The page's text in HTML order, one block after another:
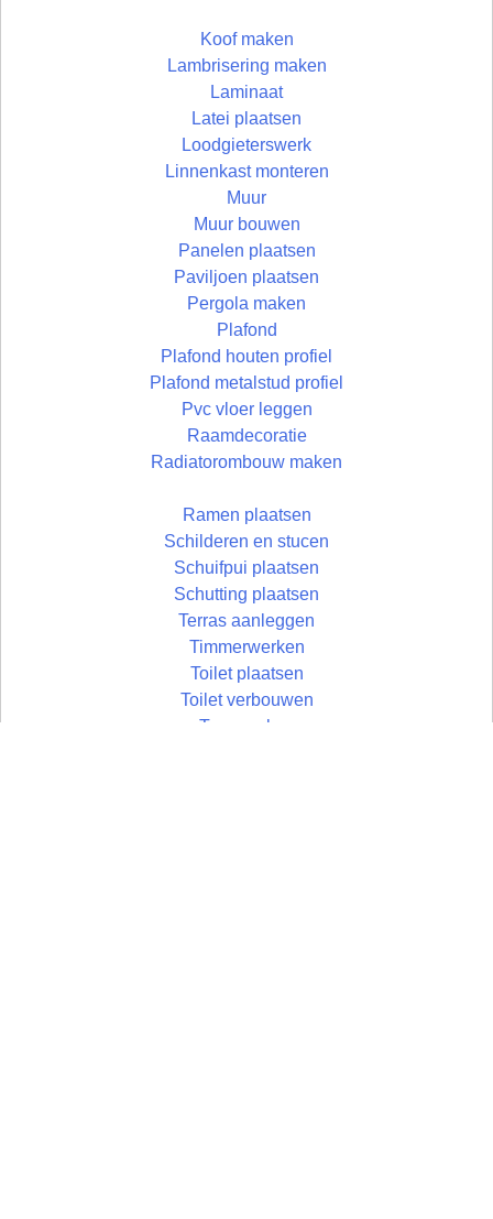
Koof maken
Lambrisering maken
Laminaat
Latei plaatsen
Loodgieterswerk
Linnenkast monteren
Muur
Muur bouwen
Panelen plaatsen
Paviljoen plaatsen
Pergola maken
Plafond
Plafond houten profiel
Plafond metalstud profiel
Pvc vloer leggen
Raamdecoratie
Radiatorombouw maken
Ramen plaatsen
Schilderen en stucen
Schuifpui plaatsen
Schutting plaatsen
Terras aanleggen
Timmerwerken
Toilet plaatsen
Toilet verbouwen
Toog maken